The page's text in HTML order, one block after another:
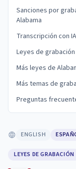
Sanciones por
Alabama
Transcripción con
Leyes de
Más leyes de
Más temas de
Preguntas
ENGLISH
LEYES DE GRABACIÓN